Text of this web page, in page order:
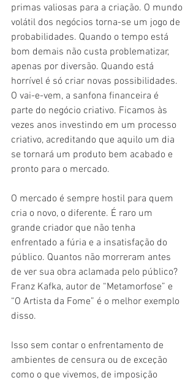
primas valiosas para a criação. O mundo
volátil dos negócios torna-se um jogo de
probabilidades. Quando o tempo está
bom demais não custa problematizar,
apenas por diversão. Quando está
horrível é só criar novas possibilidades.
O vai-e-vem, a sanfona financeira é
parte do negócio criativo. Ficamos às
vezes anos investindo em um processo
criativo, acreditando que aquilo um dia
se tornará um produto bem acabado e
pronto para o mercado.
O mercado é sempre hostil para quem
cria o novo, o diferente. É raro um
grande criador que não tenha
enfrentado a fúria e a insatisfação do
público. Quantos não morreram antes
de ver sua obra aclamada pelo público?
Franz Kafka, autor de “Metamorfose” e
“O Artista da Fome” é o melhor exemplo
disso.
Isso sem contar o enfrentamento de
ambientes de censura ou de exceção
como o que vivemos, de imposição